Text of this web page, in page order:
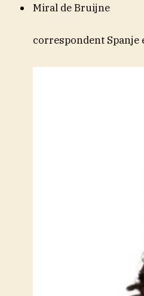
Miral de Bruijne
correspondent Spanje